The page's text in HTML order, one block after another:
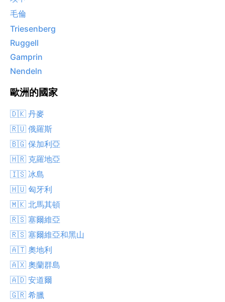
毛倫
Triesenberg
Ruggell
Gamprin
Nendeln
歐洲的國家
🇩🇰 丹麥
🇷🇺 俄羅斯
🇧🇬 保加利亞
🇭🇷 克羅地亞
🇮🇸 冰島
🇭🇺 匈牙利
🇲🇰 北馬其頓
🇷🇸 塞爾維亞
🇷🇸 塞爾維亞和黑山
🇦🇹 奧地利
🇦🇽 奧蘭群島
🇦🇩 安道爾
🇬🇷 希臘